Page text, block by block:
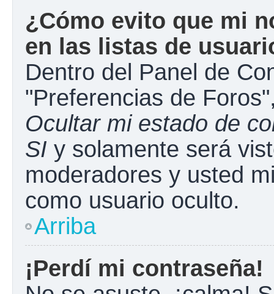
¿Cómo evito que mi
en las listas de
Dentro del Panel de
"Preferencias de
Ocultar mi estado de
SI y solamente será
moderadores y usted
como usuario oculto.
Arriba
¡Perdí mi contraseña!